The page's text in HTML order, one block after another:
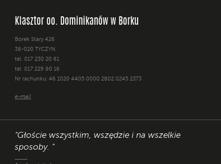
Klasztor oo. Dominikanów w Borku
Borek Stary 426
36-020 TYCZYN
tel. 017 230 20 61
tel. 017 229 80 16
Nr rachunku: 46 1020 4405 0000 2802 0245 2373
e-mail
"Głoście wszystkim, wszędzie i na wszelkie
sposoby. "